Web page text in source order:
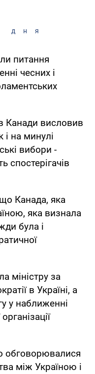
дня
питання
чесних і
Канади висловив
і на минулі
вибори -
спостерігачів
Канада, яка
яка визнала
була і
міністру за
в Україні, а
у наближенні
обговорювалися
між Україною і